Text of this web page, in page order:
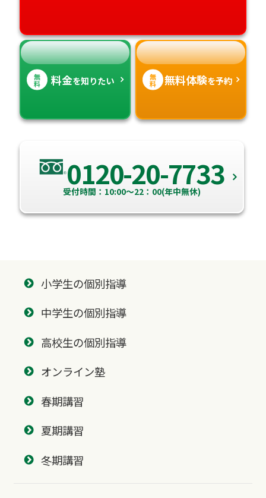
高知県
沖縄県
無
料 料金を知りたい 無
料 無料体験を予約
0120-20-7733
受付時間：10:00～22：00(年中無休)
小学生の個別指導
中学生の個別指導
高校生の個別指導
オンライン塾
春期講習
夏期講習
冬期講習